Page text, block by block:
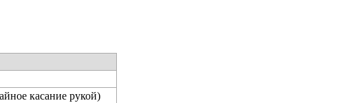
касание рукой)